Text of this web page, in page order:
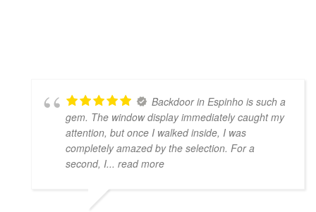
Backdoor in Espinho is such a
gem. The window display immediately caught my
attention, but once I walked inside, I was
completely amazed by the selection. For a
second, I... read more